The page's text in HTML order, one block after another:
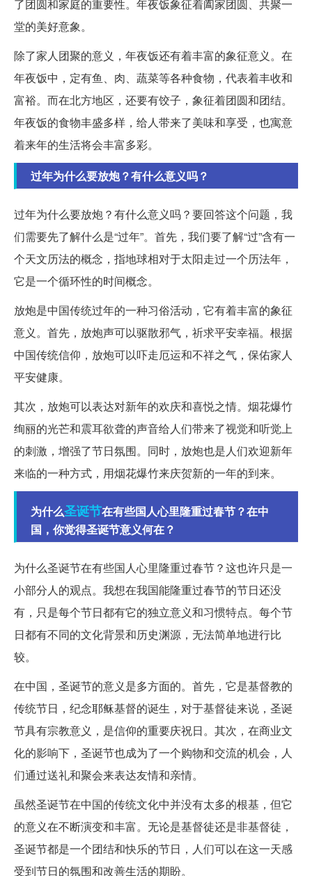
了团圆和家庭的重要性。年夜饭象征着阖家团圆、共聚一
堂的美好意象。
除了家人团聚的意义，年夜饭还有着丰富的象征意义。在
年夜饭中，定有鱼、肉、蔬菜等各种食物，代表着丰收和
富裕。而在北方地区，还要有饺子，象征着团圆和团结。
年夜饭的食物丰盛多样，给人带来了美味和享受，也寓意
着来年的生活将会丰富多彩。
过年为什么要放炮？有什么意义吗？
过年为什么要放炮？有什么意义吗？要回答这个问题，我
们需要先了解什么是“过年”。首先，我们要了解“过”含有一
个天文历法的概念，指地球相对于太阳走过一个历法年，
它是一个循环性的时间概念。
放炮是中国传统过年的一种习俗活动，它有着丰富的象征
意义。首先，放炮声可以驱散邪气，祈求平安幸福。根据
中国传统信仰，放炮可以吓走厄运和不祥之气，保佑家人
平安健康。
其次，放炮可以表达对新年的欢庆和喜悦之情。烟花爆竹
绚丽的光芒和震耳欲聋的声音给人们带来了视觉和听觉上
的刺激，增强了节日氛围。同时，放炮也是人们欢迎新年
来临的一种方式，用烟花爆竹来庆贺新的一年的到来。
为什么圣诞节在有些国人心里隆重过春节？在中
国，你觉得圣诞节意义何在？
为什么圣诞节在有些国人心里隆重过春节？这也许只是一
小部分人的观点。我想在我国能隆重过春节的节日还没
有，只是每个节日都有它的独立意义和习惯特点。每个节
日都有不同的文化背景和历史渊源，无法简单地进行比
较。
在中国，圣诞节的意义是多方面的。首先，它是基督教的
传统节日，纪念耶稣基督的诞生，对于基督徒来说，圣诞
节具有宗教意义，是信仰的重要庆祝日。其次，在商业文
化的影响下，圣诞节也成为了一个购物和交流的机会，人
们通过送礼和聚会来表达友情和亲情。
虽然圣诞节在中国的传统文化中并没有太多的根基，但它
的意义在不断演变和丰富。无论是基督徒还是非基督徒，
圣诞节都是一个团结和快乐的节日，人们可以在这一天感
受到节日的氛围和改善生活的期盼。